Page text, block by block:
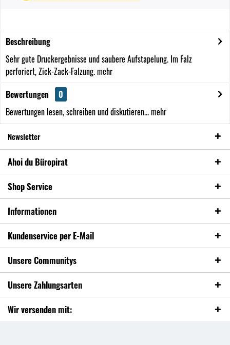
Beschreibung
Sehr gute Druckergebnisse und saubere Aufstapelung. Im Falz
perforiert, Zick-Zack-Falzung.mehr
Bewertungen
0
Bewertungen lesen, schreiben und diskutieren...mehr
Newsletter
Ahoi du Büropirat
Shop Service
Informationen
Kundenservice per E-Mail
Unsere Communitys
Unsere Zahlungsarten
Wir versenden mit: